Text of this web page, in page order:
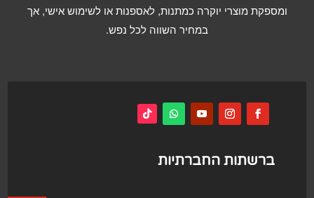
ומספקת מוצרי יוקרה כמתנות, לאספנות או לשימוש אישי, אך
במחיר השווה לכל נפש.
ברשתות החברתיות